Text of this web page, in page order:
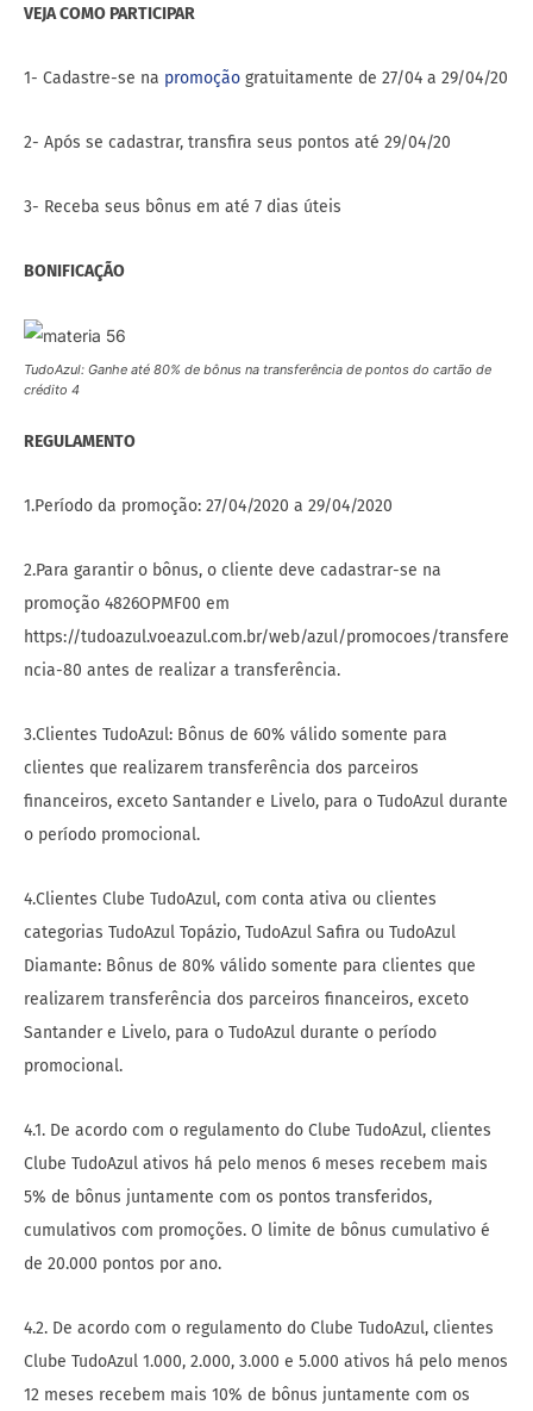
VEJA COMO PARTICIPAR
1- Cadastre-se na promoção gratuitamente de 27/04 a 29/04/20
2- Após se cadastrar, transfira seus pontos até 29/04/20
3- Receba seus bônus em até 7 dias úteis
BONIFICAÇÃO
TudoAzul: Ganhe até 80% de bônus na transferência de pontos do cartão de
crédito 4
REGULAMENTO
1.Período da promoção: 27/04/2020 a 29/04/2020
2.Para garantir o bônus, o cliente deve cadastrar-se na
promoção 4826OPMF00 em
https://tudoazul.voeazul.com.br/web/azul/promocoes/transfere
ncia-80 antes de realizar a transferência.
3.Clientes TudoAzul: Bônus de 60% válido somente para
clientes que realizarem transferência dos parceiros
financeiros, exceto Santander e Livelo, para o TudoAzul durante
o período promocional.
4.Clientes Clube TudoAzul, com conta ativa ou clientes
categorias TudoAzul Topázio, TudoAzul Safira ou TudoAzul
Diamante: Bônus de 80% válido somente para clientes que
realizarem transferência dos parceiros financeiros, exceto
Santander e Livelo, para o TudoAzul durante o período
promocional.
4.1. De acordo com o regulamento do Clube TudoAzul, clientes
Clube TudoAzul ativos há pelo menos 6 meses recebem mais
5% de bônus juntamente com os pontos transferidos,
cumulativos com promoções. O limite de bônus cumulativo é
de 20.000 pontos por ano.
4.2. De acordo com o regulamento do Clube TudoAzul, clientes
Clube TudoAzul 1.000, 2.000, 3.000 e 5.000 ativos há pelo menos
12 meses recebem mais 10% de bônus juntamente com os